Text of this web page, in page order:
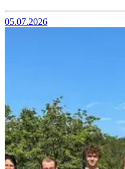
05.07.2026